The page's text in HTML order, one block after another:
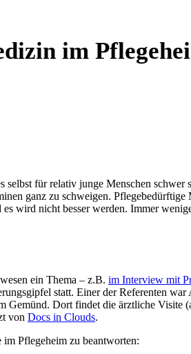
im
für relativ junge Menschen schwer
ganz zu schweigen.
wird nicht besser werden. Immer
ein Thema – z.B. im Interview mit
statt. Einer der Referenten war
Gemünd. Dort findet die ärztliche Visite
von Docs in Clouds.
Pflegeheim zu beantworten: